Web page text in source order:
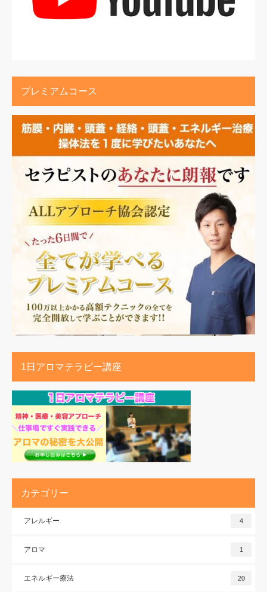
プレミアムコース
1日アロマテラピー講座
カテゴリー
アレルギー 4
アロマ 1
エネルギー療法 20